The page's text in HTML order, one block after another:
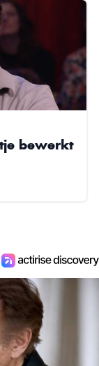
bewerkt